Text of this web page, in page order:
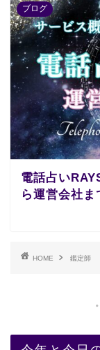
ブログ
電話占い
ら運営会社
HOME 鑑定師